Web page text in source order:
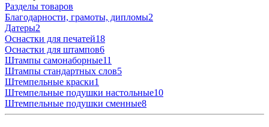
Разделы товаров
Благодарности, грамоты, дипломы2
Датеры2
Оснастки для печатей18
Оснастки для штампов6
Штампы самонаборные11
Штампы стандартных слов5
Штемпельные краски1
Штемпельные подушки настольные10
Штемпельные подушки сменные8